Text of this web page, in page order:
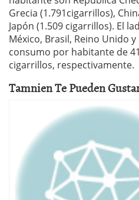
Grecia (1.791cigarrillos),
Japón (1.509 cigarrillos). El
México, Brasil, Reino Unido
consumo por habitante de
cigarrillos, respectivamente.
Tamnien Te Pueden